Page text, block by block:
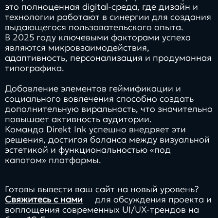
это полноценная digital-среда, где дизайн и
технологии работают в синергии для создания
выдающегося пользовательского опыта.
В 2025 году ключевыми факторами успеха
являются микровзаимодействия,
адаптивность, персонализация и продуманная
типографика.
Добавление элементов геймификации и
социального вовлечения способно создать
дополнительную виральность, что значительно
повышает активность аудитории.
Команда Direkt Ink успешно внедряет эти
решения, достигая баланса между визуальной
эстетикой и функциональностью «под
капотом» платформы.
Готовы вывести ваш сайт на новый уровень?
Свяжитесь с нами
для обсуждения проекта и
воплощения современных UI/UX-трендов на